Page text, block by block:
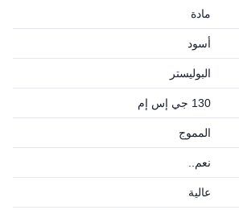
مادة
أسود
البوليستر
130 جي إس إم
المموج
نعم..
عالية